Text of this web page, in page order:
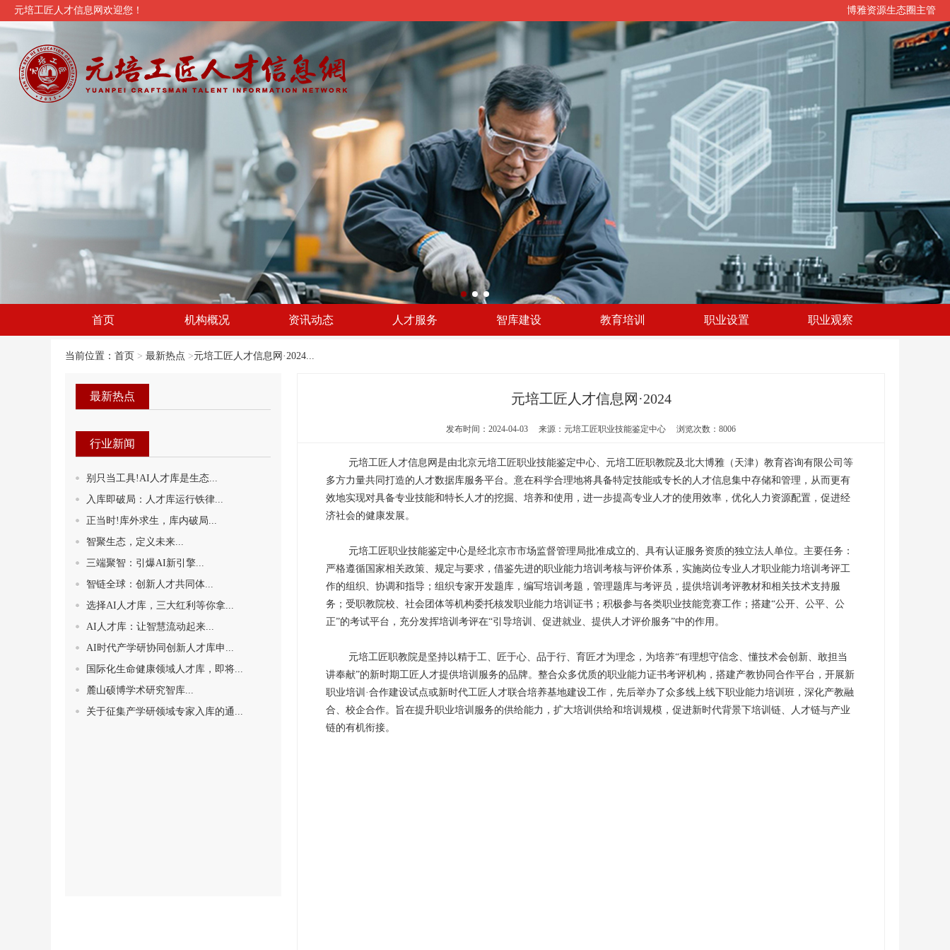
博雅资源生态圈主管
元培工匠人才信息网欢迎您！
首页 机构概况 资讯动态 人才服务 智库建设 教育培训 职业设置 职业观察
当前位置： 首页 > 最新热点 >元培工匠人才信息网·2024...
最新热点
行业新闻
别只当工具!AI人才库是生态...
入库即破局：人才库运行铁律...
正当时!库外求生，库内破局...
智聚生态，定义未来...
三端聚智：引爆AI新引擎...
智链全球：创新人才共同体‌...
选择AI人才库，三大红利等你拿...
AI人才库：让智慧流动起来...
AI时代产学研协同创新人才库申...
国际化生命健康领域人才库，即将...
麓山硕博学术研究智库...
关于征集产学研领域专家入库的通...
元培工匠人才信息网·2024
发布时间：2024-04-03 来源：元培工匠职业技能鉴定中心 浏览次数：8006
元培工匠人才信息网是由北京元培工匠职业技能鉴定中心、元培工匠职教院及北大博雅（天津）教育咨询有限公司等
多方力量共同打造的人才数据库服务平台。意在科学合理地将具备特定技能或专长的人才信息集中存储和管理，从而更有
效地实现对具备专业技能和特长人才的挖掘、培养和使用，进一步提高专业人才的使用效率，优化人力资源配置，促进经
济社会的健康发展。
元培工匠职业技能鉴定中心是经北京市市场监督管理局批准成立的、具有认证服务资质的独立法人单位。主要任务：
严格遵循国家相关政策、规定与要求，借鉴先进的职业能力培训考核与评价体系，实施岗位专业人才职业能力培训考评工
作的组织、协调和指导；组织专家开发题库，编写培训考题，管理题库与考评员，提供培训考评教材和相关技术支持服
务；受职教院校、社会团体等机构委托核发职业能力培训证书；积极参与各类职业技能竞赛工作；搭建“公开、公平、公
正”的考试平台，充分发挥培训考评在“引导培训、促进就业、提供人才评价服务”中的作用。
元培工匠职教院是坚持以精于工、匠于心、品于行、育匠才为理念，为培养“有理想守信念、懂技术会创新、敢担当
讲奉献”的新时期工匠人才提供培训服务的品牌。整合众多优质的职业能力证书考评机构，搭建产教协同合作平台，开展新
职业培训·合作建设试点或新时代工匠人才联合培养基地建设工作，先后举办了众多线上线下职业能力培训班，深化产教融
合、校企合作。旨在提升职业培训服务的供给能力，扩大培训供给和培训规模，促进新时代背景下培训链、人才链与产业
链的有机衔接。